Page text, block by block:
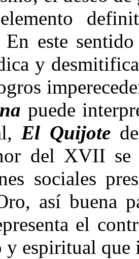
En este
y
puede
El Quijote
del XVII
sociales
así buena
el
y espiritual